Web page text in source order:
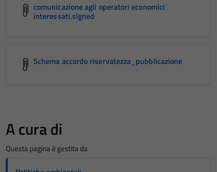
comunicazione agli operatori economici
interessati.signed
Schema accordo riservatezza_pubblicazione
A cura di
Questa pagina è gestita da